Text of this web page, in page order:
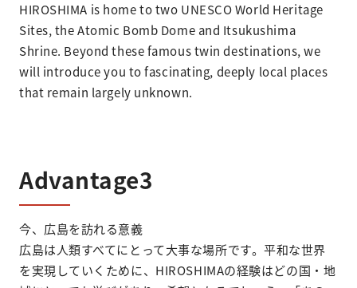
HIROSHIMA is home to two UNESCO World Heritage
Sites, the Atomic Bomb Dome and Itsukushima
Shrine. Beyond these famous twin destinations, we
will introduce you to fascinating, deeply local places
that remain largely unknown.
Advantage3
今、広島を訪れる意義
広島は人類すべてにとって大事な場所です。平和な世界
を実現していくために、HIROSHIMAの経験はどの国・地